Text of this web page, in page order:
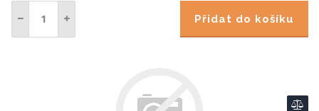
Přidat do košíku